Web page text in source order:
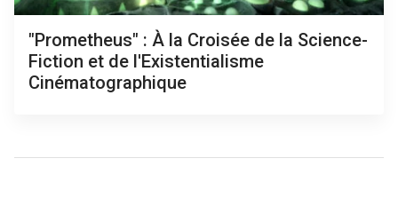
"Prometheus" : À la Croisée de la Science-
Fiction et de l'Existentialisme
Cinématographique